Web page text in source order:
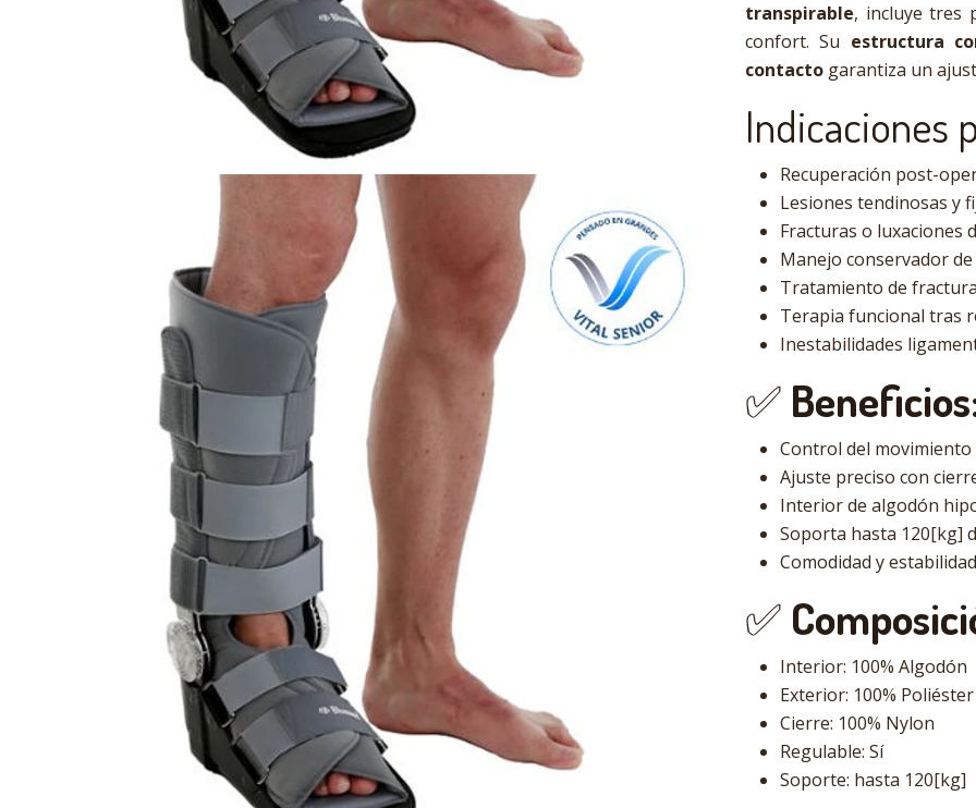
transpirable, incluye tres
confort. Su estructura
contacto garantiza un
Indicaciones
Recuperación post-
Lesiones tendinosas y
Fracturas o luxaciones
Manejo conservador
Tratamiento de
Terapia funcional tras
Inestabilidades
✅
Control del
Ajuste preciso con
Interior de algodón
Soporta hasta 120[kg]
Comodidad y
✅
Interior: 100% Algodón
Exterior: 100% Poliéster
Cierre: 100% Nylon
Regulable: Sí
Soporte: hasta 120[kg]